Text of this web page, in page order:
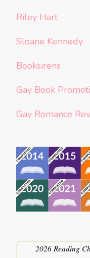
Riley Hart
Sloane Kennedy
Booksirens
Gay Book
Gay Romance
2026 Reading